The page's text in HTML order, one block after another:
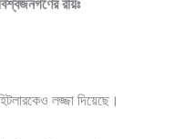
রায়ঃ
লজ্জা দিয়েছে।